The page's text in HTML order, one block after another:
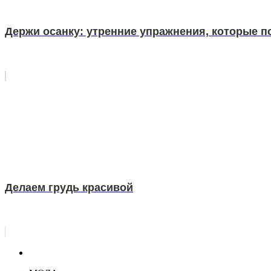
Держи осанку: утренние упражнения, которые
Делаем грудь красивой